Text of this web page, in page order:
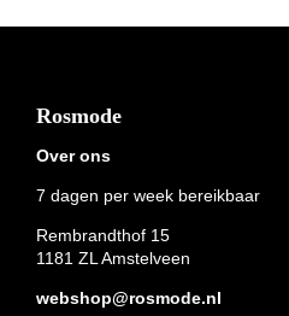
Footer
Rosmode
Over ons
7 dagen per week bereikbaar
Rembrandthof 15
1181 ZL Amstelveen
webshop@rosmode.nl